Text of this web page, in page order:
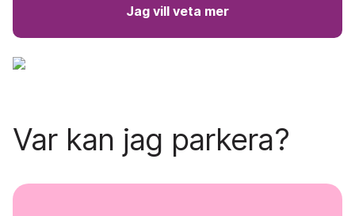
Jag vill veta mer
Var kan jag parkera?